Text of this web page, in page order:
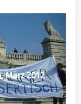
März 2012